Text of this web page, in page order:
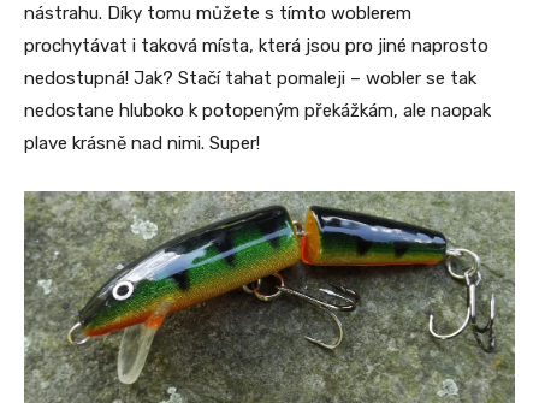
nástrahu. Díky tomu můžete s tímto woblerem
prochytávat i taková místa, která jsou pro jiné naprosto
nedostupná! Jak? Stačí tahat pomaleji – wobler se tak
nedostane hluboko k potopeným překážkám, ale naopak
plave krásně nad nimi. Super!